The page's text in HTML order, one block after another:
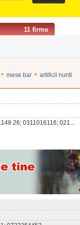
11 firme
• mese bar • artificii nunti
26; 0311016116; 021...